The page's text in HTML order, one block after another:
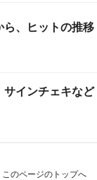
、ヒットの推移
インチェキなど
このページのトップへ